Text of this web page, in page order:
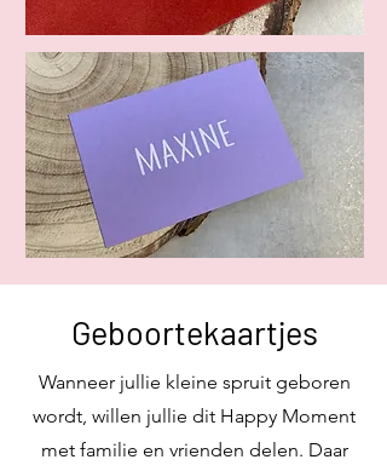
Geboortekaartjes
Wanneer jullie kleine spruit geboren
wordt, willen jullie dit Happy Moment
met familie en vrienden delen. Daar